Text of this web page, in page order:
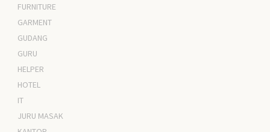
FURNITURE
GARMENT
GUDANG
GURU
HELPER
HOTEL
IT
JURU MASAK